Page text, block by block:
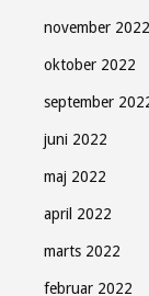
november 2022
oktober 2022
september
juni 2022
maj 2022
april 2022
marts 2022
februar 2022